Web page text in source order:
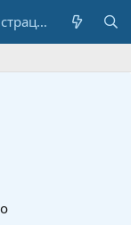
Регистрация